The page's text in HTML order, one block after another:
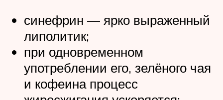
синефрин — ярко выраженный
липолитик;
при одновременном
употреблении его, зелёного чая
и кофеина процесс